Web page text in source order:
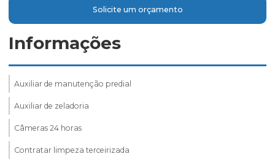
Solicite um orçamento
Informações
Auxiliar de manutenção predial
Auxiliar de zeladoria
Câmeras 24 horas
Contratar limpeza terceirizada